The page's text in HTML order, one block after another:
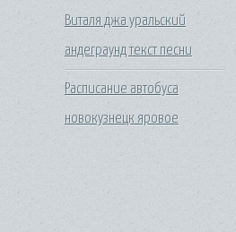
Виталя джа уральский
андеграунд текст песни
Расписание автобуса
новокузнецк яровое